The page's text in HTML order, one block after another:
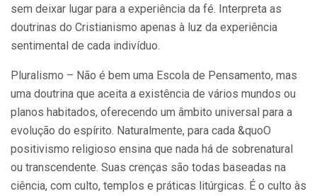
sem deixar lugar para a experiência da fé. Interpreta as
doutrinas do Cristianismo apenas à luz da experiência
sentimental de cada indivíduo.
Pluralismo – Não é bem uma Escola de Pensamento, mas
uma doutrina que aceita a existência de vários mundos ou
planos habitados, oferecendo um âmbito universal para a
evolução do espírito. Naturalmente, para cada &quoO
positivismo religioso ensina que nada há de sobrenatural
ou transcendente. Suas crenças são todas baseadas na
ciência, com culto, templos e práticas litúrgicas. É o culto às